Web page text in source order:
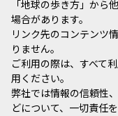
「地球の歩き方」から
場合があります。
リンク先のコンテンツ
りません。
ご利用の際は、すべて
用ください。
弊社では情報の信頼性
どについて、一切責任